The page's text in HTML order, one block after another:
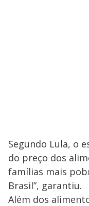
Segundo Lula, o
do preço dos
famílias mais
Brasil”, garantiu.
Além dos